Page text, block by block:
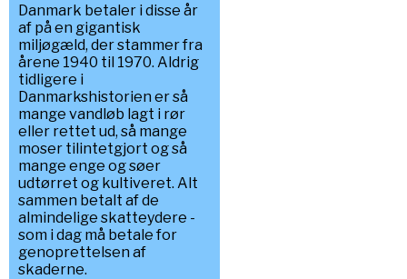
Danmark betaler i disse år
af på en gigantisk
miljøgæld, der stammer fra
årene 1940 til 1970. Aldrig
tidligere i
Danmarkshistorien er så
mange vandløb lagt i rør
eller rettet ud, så mange
moser tilintetgjort og så
mange enge og søer
udtørret og kultiveret. Alt
sammen betalt af de
almindelige skatteydere -
som i dag må betale for
genoprettelsen af
skaderne.